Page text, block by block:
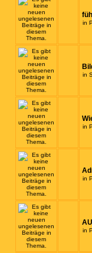
in
in
in
in
in